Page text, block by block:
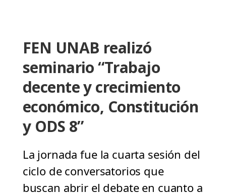
FEN UNAB realizó
seminario “Trabajo
decente y crecimiento
económico, Constitución
y ODS 8”
La jornada fue la cuarta sesión del
ciclo de conversatorios que
buscan abrir el debate en cuanto a